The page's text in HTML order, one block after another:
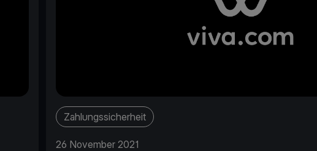
Zahlungssicherheit
26 November 2021